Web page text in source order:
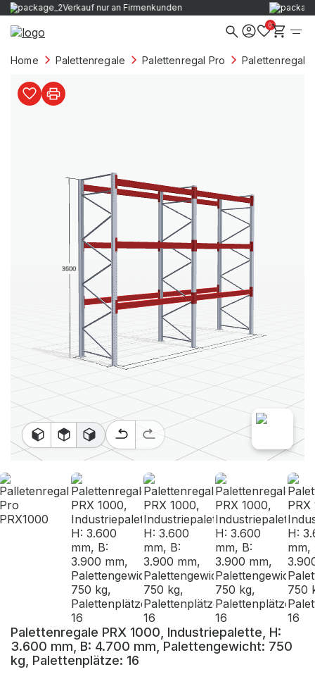
Verkauf nur an Firmenkunden
0
Home Palettenregale Palettenregal Pro Palettenregale
Palettenregale PRX 1000, Industriepalette, H:
3.600 mm, B: 4.700 mm, Palettengewicht: 750
kg, Palettenplätze: 16